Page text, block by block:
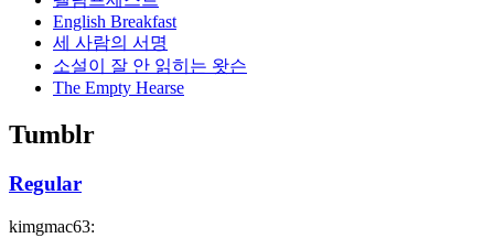
English Breakfast
세 사람의 서명
소설이 잘 안 읽히는 왓슨
The Empty Hearse
Tumblr
Regular
kimgmac63: